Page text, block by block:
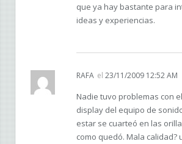
que ya hay bastante para
ideas y experiencias.
RAFA el 23/11/2009 12:52 AM
Nadie tuvo problemas con
display del equipo de
estar se cuarteó en las
como quedó. Mala calidad?